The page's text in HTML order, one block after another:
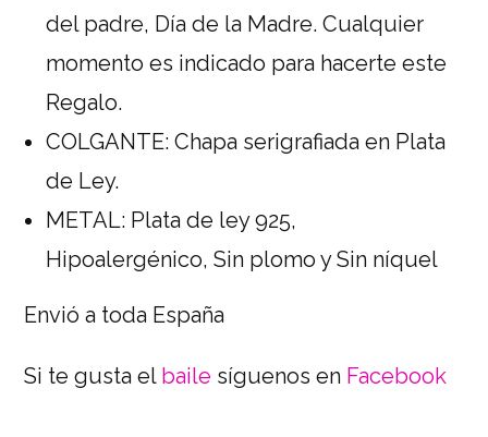
del padre, Día de la Madre. Cualquier
momento es indicado para hacerte este
Regalo.
COLGANTE: Chapa serigrafiada en Plata
de Ley.
METAL: Plata de ley 925,
Hipoalergénico, Sin plomo y Sin níquel
Envió a toda España
Si te gusta el baile síguenos en Facebook